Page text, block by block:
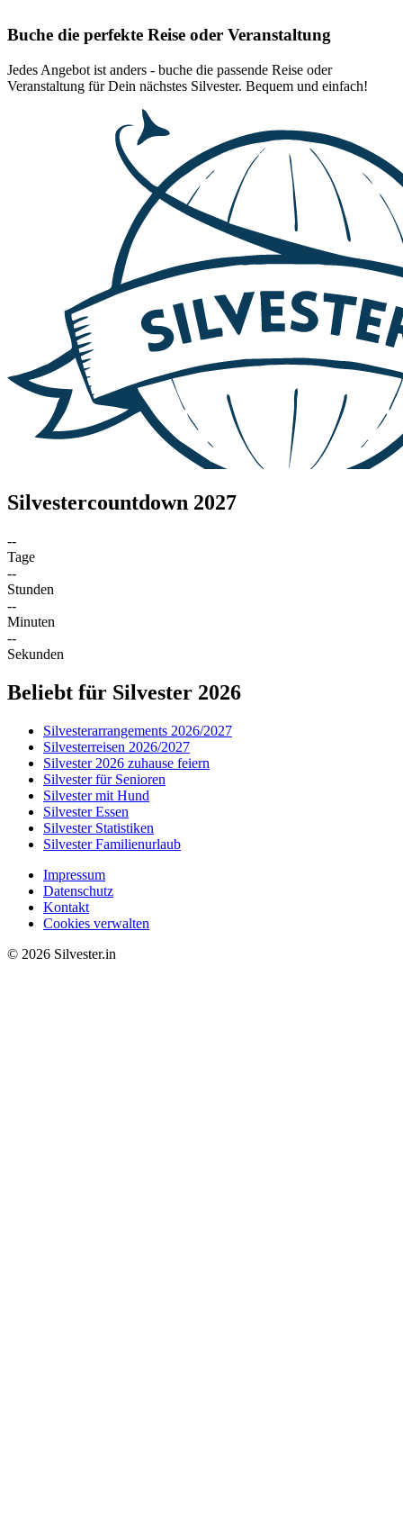
Buche die perfekte Reise oder Veranstaltung
Jedes Angebot ist anders - buche die passende Reise oder
Veranstaltung für Dein nächstes Silvester. Bequem und einfach!
Silvestercountdown 2027
--
Tage
--
Stunden
--
Minuten
--
Sekunden
Beliebt für Silvester 2026
Silvesterarrangements 2026/2027
Silvesterreisen 2026/2027
Silvester 2026 zuhause feiern
Silvester für Senioren
Silvester mit Hund
Silvester Essen
Silvester Statistiken
Silvester Familienurlaub
Impressum
Datenschutz
Kontakt
Cookies verwalten
© 2026 Silvester.in